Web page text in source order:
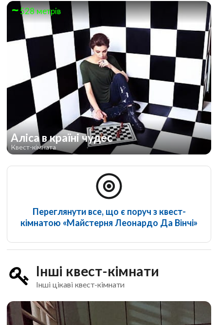
528 метрів
Аліса в країні чудес
Квест-кімната
Переглянути все, що є поруч з квест-
кімнатою «Майстерня Леонардо Да Вінчі»
Інші квест-кімнати
Інші цікаві квест-кімнати